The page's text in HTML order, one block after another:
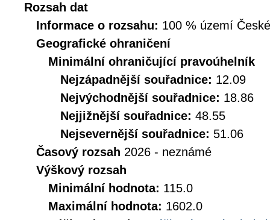
Rozsah dat
Informace o rozsahu: 100 % území
Geografické ohraničení
Minimální ohraničující pravoúhelník
Nejzápadnější souřadnice: 12.09
Nejvýchodnější souřadnice: 18.86
Nejjižnější souřadnice: 48.55
Nejsevernější souřadnice: 51.06
Časový rozsah 2026 - neznámé
Výškový rozsah
Minimální hodnota: 115.0
Maximální hodnota: 1602.0